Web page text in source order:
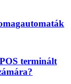
terminált